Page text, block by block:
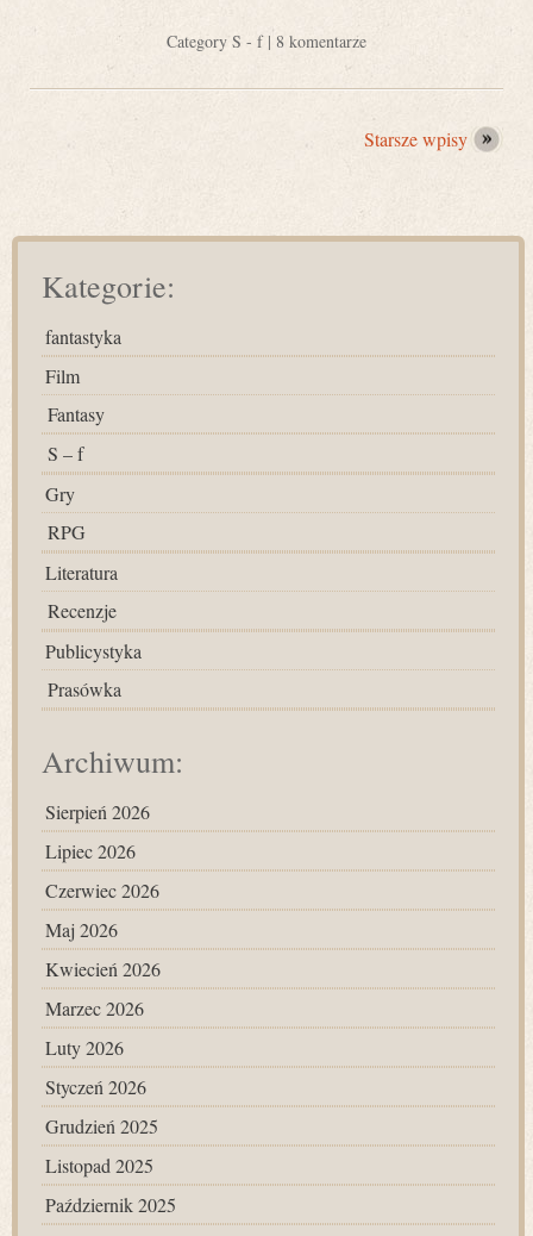
CategoryS - f| 8 komentarze
Starsze wpisy
Kategorie:
fantastyka
Film
Fantasy
S – f
Gry
RPG
Literatura
Recenzje
Publicystyka
Prasówka
Archiwum:
Sierpień 2026
Lipiec 2026
Czerwiec 2026
Maj 2026
Kwiecień 2026
Marzec 2026
Luty 2026
Styczeń 2026
Grudzień 2025
Listopad 2025
Październik 2025